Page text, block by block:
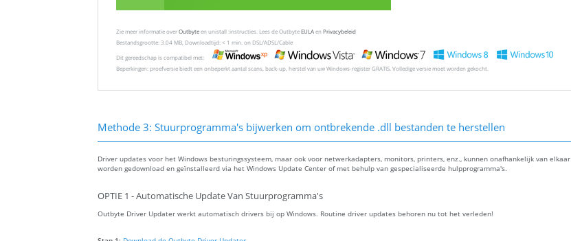
Zie meer informatie overOutbyteen unistall :instructies. Lees de OutbyteEULAenPrivacybeleid
Bestandsgrootte: 3.04 MB, Downloadtijd: < 1 min. on DSL/ADSL/Cable
Dit gereedschap is compatibel met:
Beperkingen: proefversie biedt een onbeperkt aantal scans, back-up, herstel van uw Windows-register GRATIS. Volledige versie moet worden gekocht.
Methode 3: Stuurprogramma's bijwerken om ontbrekende .dll bestanden te herstellen
Driver updates voor het Windows besturingssysteem, maar ook voor netwerkadapters, monitors, printers, enz., kunnen onafhankelijk van elkaar
worden gedownload en geïnstalleerd via het Windows Update Center of met behulp van gespecialiseerde hulpprogramma's.
OPTIE 1 - Automatische Update Van Stuurprogramma's
Outbyte Driver Updater werkt automatisch drivers bij op Windows. Routine driver updates behoren nu tot het verleden!